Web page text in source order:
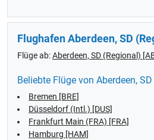
Flughafen Aberdeen, SD
Flüge ab:Aberdeen, SD (Regional)
Beliebte Flüge von Aberdeen,
Bremen [BRE]
Düsseldorf (Intl.) [DUS]
Frankfurt Main (FRA) [FRA]
Hamburg [HAM]